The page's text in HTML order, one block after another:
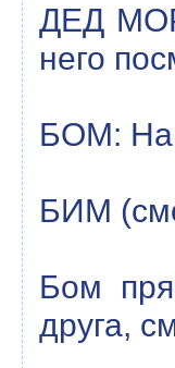
ДЕД
него
БОМ: На
БИМ
Бом
друга,